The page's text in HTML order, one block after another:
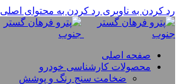
رد کردن به ناوبری رد کردن به محتوای اصلی
صفحه اصلی
محصولات کارشناسی خودرو
ضخامت سنج رنگ و پوشش